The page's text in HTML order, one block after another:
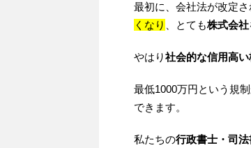
最初に、会社法が改定
くなり
、とても株式会社
やはり社会的な信用高
最低1000万円という規
できます。
私たちの行政書士・司